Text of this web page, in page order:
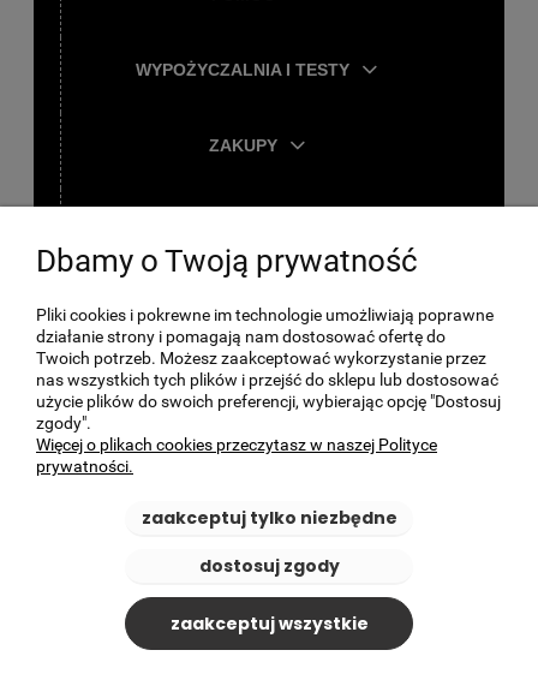
WYPOŻYCZALNIA I TESTY
ZAKUPY
© 2026 BikePark24.pl - All rights reserved
Dbamy o Twoją prywatność
Pliki cookies i pokrewne im technologie umożliwiają poprawne
działanie strony i pomagają nam dostosować ofertę do
Twoich potrzeb. Możesz zaakceptować wykorzystanie przez
nas wszystkich tych plików i przejść do sklepu lub dostosować
użycie plików do swoich preferencji, wybierając opcję "Dostosuj
zgody".
Więcej o plikach cookies przeczytasz w naszej Polityce
prywatności.
zaakceptuj tylko niezbędne
dostosuj zgody
zaakceptuj wszystkie